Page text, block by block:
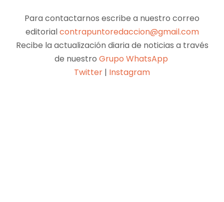
Para contactarnos escribe a nuestro correo
editorialcontrapuntoredaccion@gmail.com
Recibe la actualización diaria de noticias a través
de nuestro Grupo WhatsApp
Twitter | Instagram